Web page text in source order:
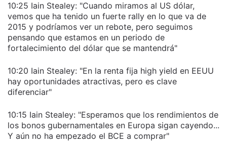
10:25 Iain Stealey: "Cuando miramos al US dólar,
vemos que ha tenido un fuerte rally en lo que va de
2015 y podríamos ver un rebote, pero seguimos
pensando que estamos en un periodo de
fortalecimiento del dólar que se mantendrá"
10:20 Iain Stealey: "En la renta fija high yield en EEUU
hay oportunidades atractivas, pero es clave
diferenciar"
10:15 Iain Stealey: "Esperamos que los rendimientos de
los bonos gubernamentales en Europa sigan cayendo...
Y aún no ha empezado el BCE a comprar"